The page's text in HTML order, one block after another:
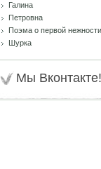
Галина
Петровна
Поэма о первой нежности
Шурка
Мы Вконтакте!